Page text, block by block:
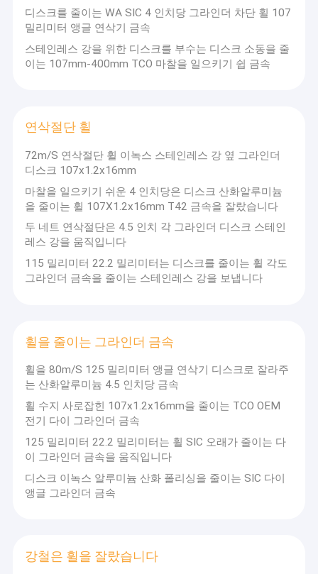
디스크를 줄이는 WA SIC 4 인치당 그라인더 차단 휠 107
밀리미터 앵글 연삭기 금속
스테인레스 강을 위한 디스크를 부수는 디스크 소동을 줄
이는 107mm-400mm TCO 마찰을 일으키기 쉽 금속
연삭절단 휠
72m/S 연삭절단 휠 이녹스 스테인레스 강 옆 그라인더
디스크 107x1.2x16mm
마찰을 일으키기 쉬운 4 인치당은 디스크 산화알루미늄
을 줄이는 휠 107X1.2x16mm T42 금속을 잘랐습니다
두 네트 연삭절단은 4.5 인치 각 그라인더 디스크 스테인
레스 강을 움직입니다
115 밀리미터 22.2 밀리미터는 디스크를 줄이는 휠 각도
그라인더 금속을 줄이는 스테인레스 강을 보냅니다
휠을 줄이는 그라인더 금속
휠을 80m/S 125 밀리미터 앵글 연삭기 디스크로 잘라주
는 산화알루미늄 4.5 인치당 금속
휠 수지 사로잡힌 107x1.2x16mm을 줄이는 TCO OEM
전기 다이 그라인더 금속
125 밀리미터 22.2 밀리미터는 휠 SIC 오래가 줄이는 다
이 그라인더 금속을 움직입니다
디스크 이녹스 알루미늄 산화 폴리싱을 줄이는 SIC 다이
앵글 그라인더 금속
강철은 휠을 잘랐습니다